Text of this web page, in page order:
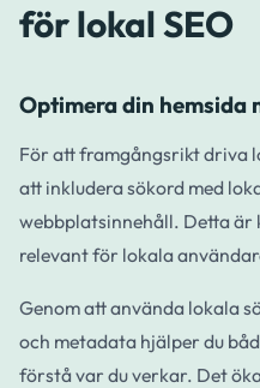
för lokal SEO
Optimera din hemsida
För att framgångsrikt driva
att inkludera sökord med
webbplatsinnehåll. Detta är
relevant för lokala
Genom att använda lokala
och metadata hjälper du
förstå var du verkar. Det